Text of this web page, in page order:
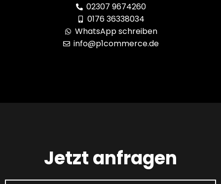
02307 9674260
0176 36338034
WhatsApp schreiben
info@p1commerce.de
Jetzt anfragen